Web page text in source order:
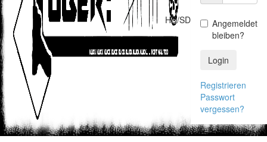
HD/SD
Angemeldet
bleiben?
Login
Registrieren
Passwort
vergessen?